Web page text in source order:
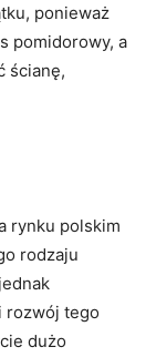
ponieważ
pomidorowy, a
ścianę,
rynku polskim
rodzaju
rozwój tego
dużo